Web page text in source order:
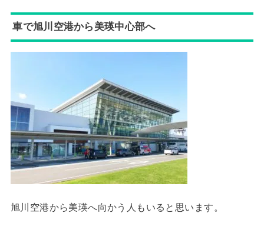
車で旭川空港から美瑛中心部へ
旭川空港から美瑛へ向かう人もいると思います。